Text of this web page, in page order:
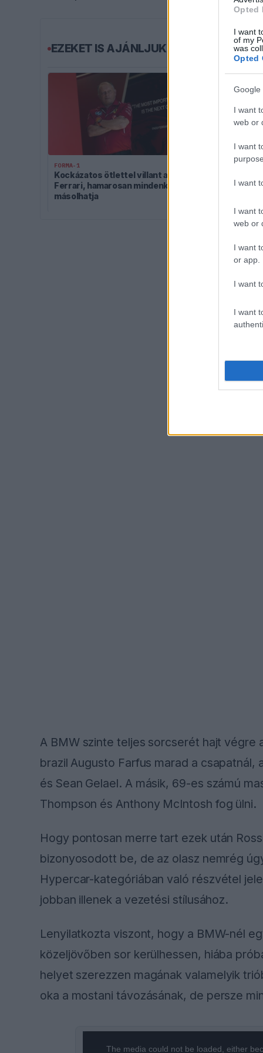
Opted
I want
of my
was
Opted
Google
I want
web or
I want
I want
I want
web or
I want
or app.
I want
I want
EZEKET IS AJÁNLJUK
FORMA-1
Kockázatos ötlettel villant a
Ferrari, hamarosan mindenki ezt
másolhatja
McLaren és
A BMW szinte teljes sorcserét hajt végre
brazil Augusto Farfus marad a
és Sean Gelael. A másik, 69-es számú
Thompson és Anthony McIntosh fog ülni.
Hogy pontosan merre tart ezek után
bizonyosodott be, de az olasz nemrég
Hypercar-kategóriában való részvétel
jobban illenek a vezetési stílusához.
Lenyilatkozta viszont, hogy a BMW-nél
közeljövőben sor kerülhessen, hiába
helyet szerezzen magának valamelyik
oka a mostani távozásának, de persze
The media could not be loaded, either